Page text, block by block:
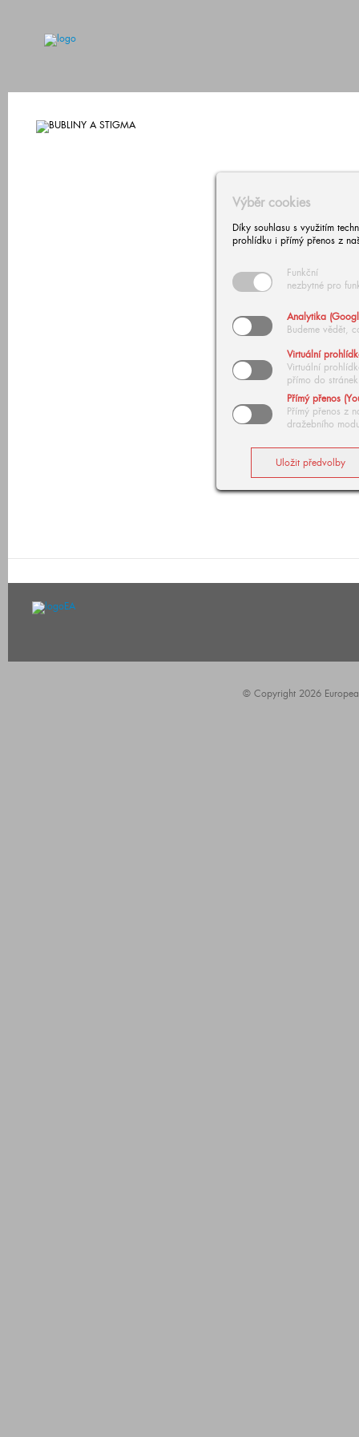
Výběr cookies
Díky souhlasu s využitím
prohlídku i přímý přenos z
Funkční
nezbytné pro
Analytika
Budeme vědět,
Virtuální
Virtuální
přímo do stránek
Přímý přenos
Přímý přenos z
dražebního
© Copyright 2026